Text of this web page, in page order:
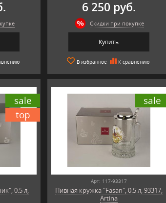
6 250 руб.
Скидки при покупке
Купить
В избранное К сравнению
sale
top
0.5 л,
sale
Арт: 117-93317
Пивная кружка "Fasan", 0.5 л, 93317,
Artina